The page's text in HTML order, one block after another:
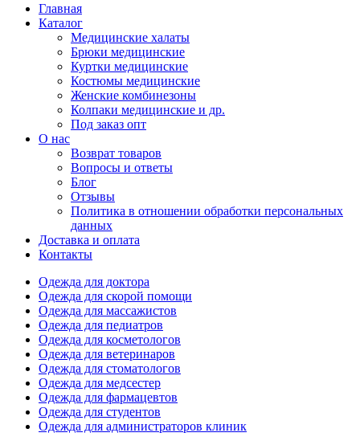
Главная
Каталог
Медицинские халаты
Брюки медицинские
Куртки медицинские
Костюмы медицинские
Женские комбинезоны
Колпаки медицинские и др.
Под заказ опт
О нас
Возврат товаров
Вопросы и ответы
Блог
Отзывы
Политика в отношении обработки персональных
данных
Доставка и оплата
Контакты
Одежда для доктора
Одежда для скорой помощи
Одежда для массажистов
Одежда для педиатров
Одежда для косметологов
Одежда для ветеринаров
Одежда для стоматологов
Одежда для медсестер
Одежда для фармацевтов
Одежда для студентов
Одежда для администраторов клиник